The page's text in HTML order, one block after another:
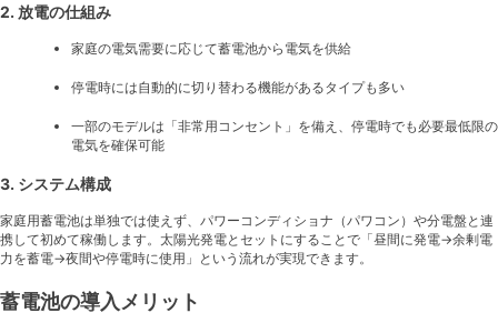
2. 放電の仕組み
家庭の電気需要に応じて蓄電池から電気を供給
停電時には自動的に切り替わる機能があるタイプも多い
一部のモデルは「非常用コンセント」を備え、停電時でも必要最低限の
電気を確保可能
3. システム構成
家庭用蓄電池は単独では使えず、パワーコンディショナ（パワコン）や分電盤と連
携して初めて稼働します。太陽光発電とセットにすることで「昼間に発電→余剰電
力を蓄電→夜間や停電時に使用」という流れが実現できます。
蓄電池の導入メリット